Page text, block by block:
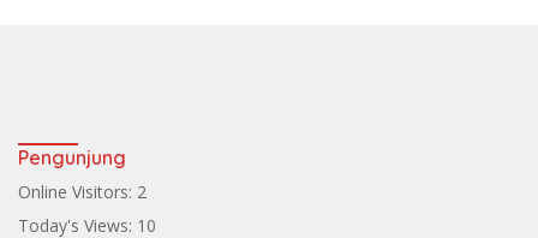
Pengunjung
Online Visitors: 2
Today's Views: 10